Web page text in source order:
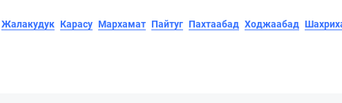
Жалакудук Карасу Мархамат Пайтуг Пахтаабад Ходжаабад